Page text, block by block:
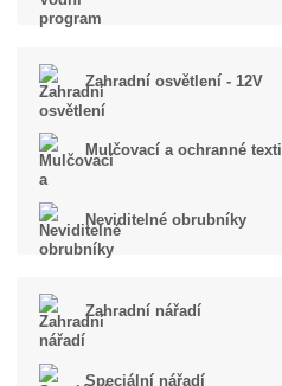
Zahradní osvětlení - 12V
Mulčovací a ochranné
Neviditelné obrubníky
Zahradní nářadí
Speciální nářadí